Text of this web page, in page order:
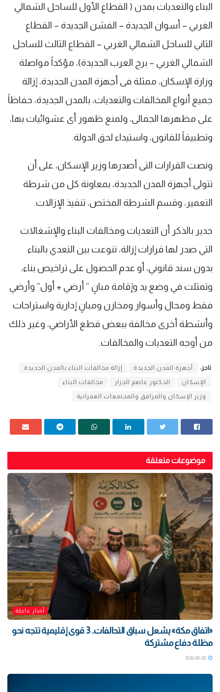
البناء والتعديات بمدن ( القطاع الأول للساحل الشمالي
الغربي – أسوان الجديدة – الفشن الجديدة – القطاع
الثاني للساحل الشمالي الغربي – القطاع الثالث للساحل
الشمالي الغربي – برج العرب الجديدة)، مؤكداً مواصلة
وزارة الإسكان، ممثلة فى أجهزة المدن الجديدة، إزالة
جميع أنواع المخالفات والتعديات، بالمدن الجديدة، حفاظاً
على مظهرها الجمالى، ولمنع ظهور أى عشوائيات بها،
وتطبيقاً للقانون، واستيداء لحق الدولة.
ونصت القرارات التى أصدرها وزير الإسكان، على أن
تتولى أجهزة المدن الجديدة، بمعاونة كل من شرطة
التعمير، وقسم الشرطة المختص، تنفيذ الإزالات.​
جدير بالذكر أن التعديات ومخالفات البناء والإشغالات
التي صدر لها قرارات إزالة، تنوعت بين التعدي بالبناء
بدون سند قانوني، أو عدم الحصول على تراخيص بناء،
وتمثلت في وضع يد وإقامة مبانٍ ” أرضي + أول” وأرضي
فقط ومحال وأسوار ومخازن ومبانٍ إدارية واستراحات
وأنشطة أخرى مخالفة ببعض قطع الأراضي، وغير ذلك
من أوجه التعديات والمخالفات.
تاجز: أجهزة المدن الجديدة إزالة مخالفات البناء بالمدن الجديدة
الإسكان الدكتور عاصم الجزار مخالفات البناء
وزير الإسكان والمرافق والمجتمعات العمرانية
موضوعات متعلقة
أخبار عاجلة
«اتفاق مكة» يشعل سباق التحالفات.. 3 قوى إقليمية تتجه نحو
مظلة دفاع مشتركة